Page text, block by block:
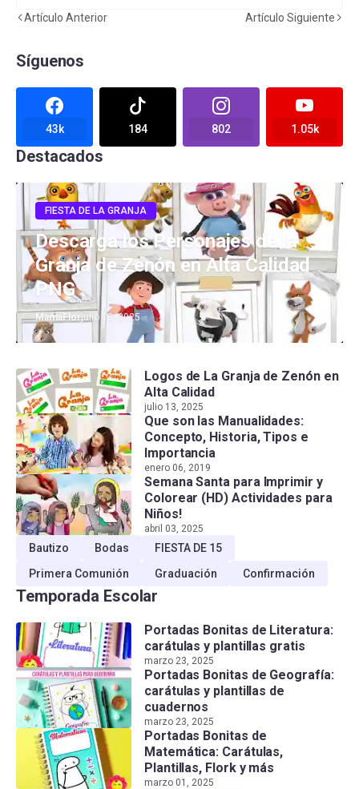
Artículo Anterior Artículo Siguiente
Síguenos
43k 184 802 1.05k
Destacados
FIESTA DE LA GRANJA
Descarga los Personajes de la
Granja de Zenón en Alta Calidad
PNG
MamaFlorjulio 13, 2025
Logos de La Granja de Zenón en
Alta Calidad
julio 13, 2025
Que son las Manualidades:
Concepto, Historia, Tipos e
Importancia
enero 06, 2019
Semana Santa para Imprimir y
Colorear (HD) Actividades para
Niños!
abril 03, 2025
Bautizo Bodas
FIESTA DE 15
Primera Comunión
Graduación Confirmación
Temporada Escolar
Portadas Bonitas de Literatura:
carátulas y plantillas gratis
marzo 23, 2025
Portadas Bonitas de Geografía:
carátulas y plantillas de
cuadernos
marzo 23, 2025
Portadas Bonitas de
Matemática: Carátulas,
Plantillas, Flork y más
marzo 01, 2025